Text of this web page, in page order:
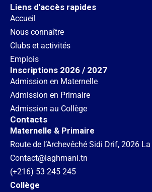
Liens d'accès rapides
Accueil
Nous connaître
Clubs et activités
Emplois
Inscriptions 2026 / 2027
Admission en Maternelle
Admission en Primaire
Admission au Collège
Contacts
Maternelle & Primaire
Route de l’Archevêché Sidi Drif, 2026
Contact@laghmani.tn
(+216) 53 245 245
Collège